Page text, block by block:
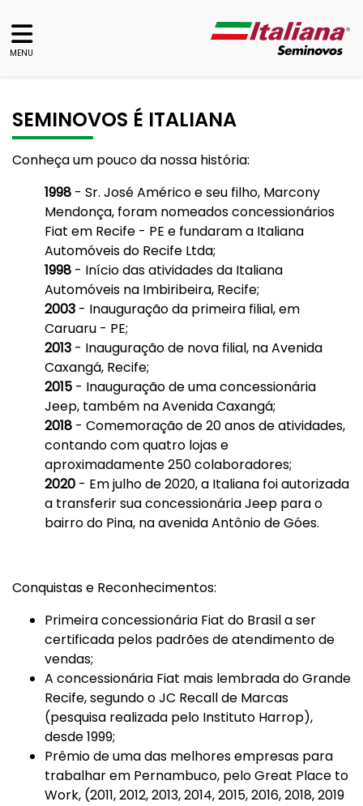
MENU
SEMINOVOS É ITALIANA
Conheça um pouco da nossa história:
1998 - Sr. José Américo e seu filho, Marcony
Mendonça, foram nomeados concessionários
Fiat em Recife - PE e fundaram a Italiana
Automóveis do Recife Ltda;
1998 - Início das atividades da Italiana
Automóveis na Imbiribeira, Recife;
2003 - Inauguração da primeira filial, em
Caruaru - PE;
2013 - Inauguração de nova filial, na Avenida
Caxangá, Recife;
2015 - Inauguração de uma concessionária
Jeep, também na Avenida Caxangá;
2018 - Comemoração de 20 anos de atividades,
contando com quatro lojas e
aproximadamente 250 colaboradores;
2020 - Em julho de 2020, a Italiana foi autorizada
a transferir sua concessionária Jeep para o
bairro do Pina, na avenida Antônio de Góes.
Conquistas e Reconhecimentos:
Primeira concessionária Fiat do Brasil a ser
certificada pelos padrões de atendimento de
vendas;
A concessionária Fiat mais lembrada do Grande
Recife, segundo o JC Recall de Marcas
(pesquisa realizada pelo Instituto Harrop),
desde 1999;
Prêmio de uma das melhores empresas para
trabalhar em Pernambuco, pelo Great Place to
Work, (2011, 2012, 2013, 2014, 2015, 2016, 2018, 2019